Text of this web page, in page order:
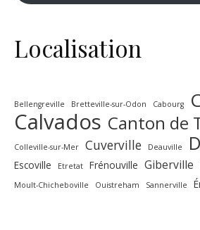
Localisation
Bellengreville Bretteville-sur-Odon Cabourg
Calvados Canton de
Colleville-sur-Mer Cuverville Deauville
Escoville Etretat Frénouville Giberville
Moult-Chicheboville
Ouistreham Sannerville